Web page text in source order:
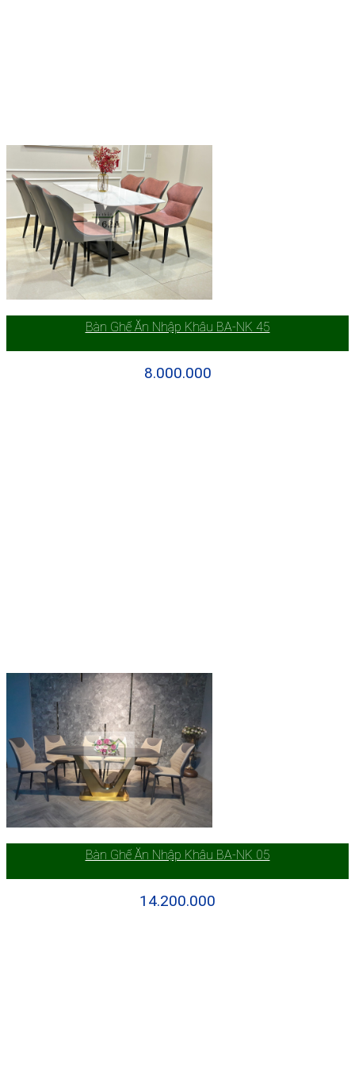
Bàn Ghế Ăn Nhập Khâu BA-NK 45
8.000.000
Bàn Ghế Ăn Nhập Khâu BA-NK 05
14.200.000